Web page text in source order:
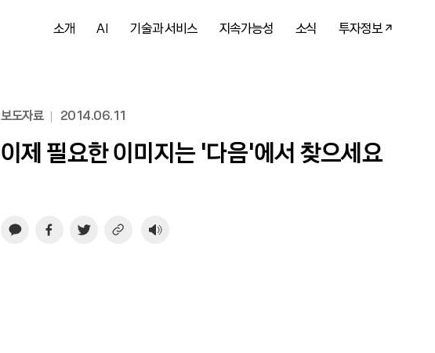
소개 AI 기술과 서비스 지속가능성 소식 투자정보
보도자료 2014.06.11
이제 필요한 이미지는 ‘다음’에서 찾으세요